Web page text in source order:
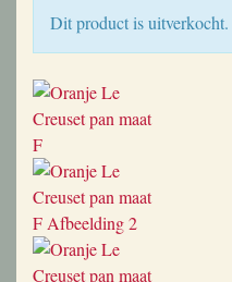
Dit product is uitverkocht.